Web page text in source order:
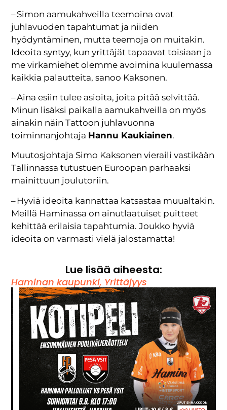
– Simon aamukahveilla teemoina ovat
juhlavuoden tapahtumat ja niiden
hyödyntäminen, mutta teemoja on muitakin.
Ideoita syntyy, kun yrittäjät tapaavat toisiaan ja
me virkamiehet olemme avoimina kuulemassa
kaikkia palautteita, sanoo Kaksonen.
– Aina esiin tulee asioita, joita pitää selvittää.
Minun lisäksi paikalla aamukahveilla on myös
ainakin näin Tattoon juhlavuonna
toiminnanjohtaja Hannu Kaukiainen.
Muutosjohtaja Simo Kaksonen vieraili vastikään
Tallinnassa tutustuen Euroopan parhaaksi
mainittuun joulutoriin.
– Hyviä ideoita kannattaa katsastaa muualtakin.
Meillä Haminassa on ainutlaatuiset puitteet
kehittää erilaisia tapahtumia. Joukko hyviä
ideoita on varmasti vielä jalostamatta!
Lue lisää aiheesta:
Haminan kaupunki, Yrittäjyys